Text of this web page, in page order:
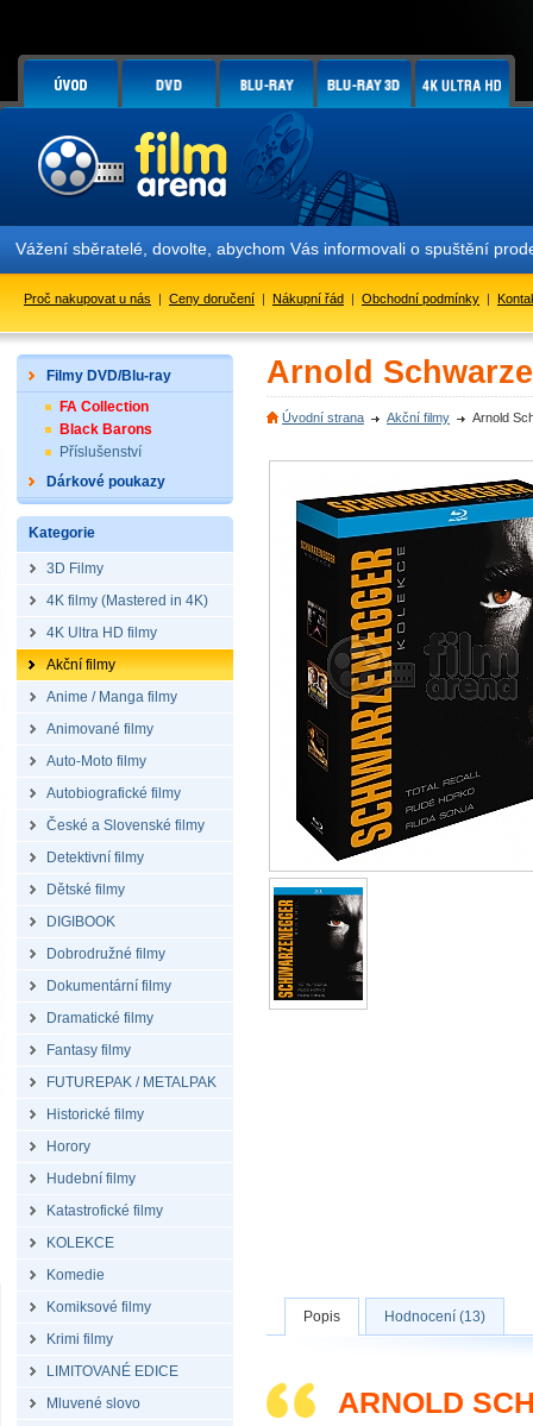
sběratelé, dovolte, abychom Vás informovali o spuštění prodeje
Proč nakupovat u nás | Ceny doručení | Nákupní řád | Obchodní podmínky |
Filmy DVD/Blu-ray
FA Collection
Black Barons
Příslušenství
Dárkové poukazy
Kategorie
3D Filmy
4K filmy (Mastered in 4K)
4K Ultra HD filmy
Akční filmy
Anime / Manga filmy
Animované filmy
Auto-Moto filmy
Autobiografické filmy
České a Slovenské filmy
Detektivní filmy
Dětské filmy
DIGIBOOK
Dobrodružné filmy
Dokumentární filmy
Dramatické filmy
Fantasy filmy
FUTUREPAK / METALPAK
Historické filmy
Horory
Hudební filmy
Katastrofické filmy
KOLEKCE
Komedie
Komiksové filmy
Krimi filmy
LIMITOVANÉ EDICE
Mluvené slovo
Arnold
Úvodní strana Akční filmy Arnold
Popis Hodnocení (13)
ARNOLD